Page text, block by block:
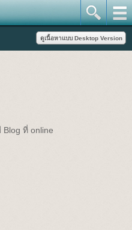
Blog ที่ online